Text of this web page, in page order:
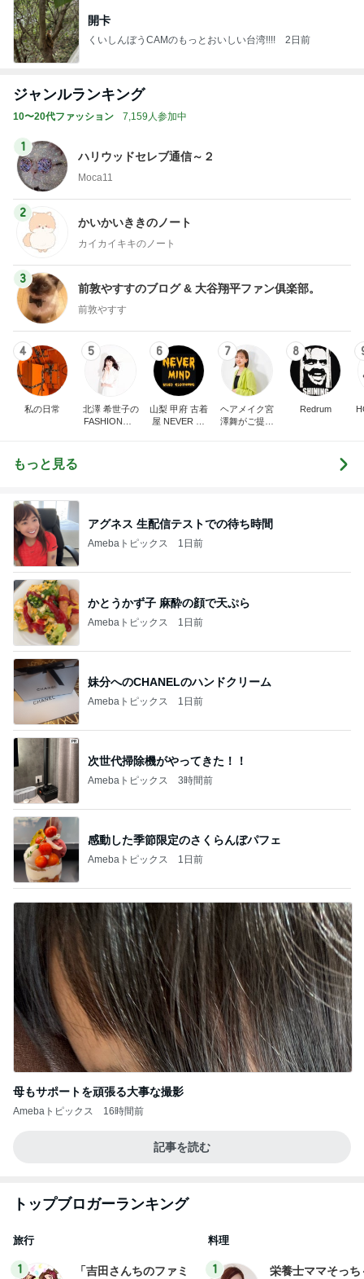
開卡
くいしんぼうCAMのもっとおいしい台湾!!!! 2日前
ジャンルランキング
10〜20代ファッション 7,159人参加中
1
ハリウッドセレブ通信～２
Moca11
2
かいかいききのノート
カイカイキキのノート
3
前敦やすすのブログ & 大谷翔平ファン俱楽部。
前敦やすす
4
私の日常
5
北澤 希世子の
FASHION◆bl
6
山梨 甲府 古着
屋 NEVER MI
7
ヘアメイク宮
澤舞がご提案
8
Redrum
もっと見る
アグネス 生配信テストでの待ち時間
Amebaトピックス 1日前
かとうかず子 麻酔の顔で天ぷら
Amebaトピックス 1日前
妹分へのCHANELのハンドクリーム
Amebaトピックス 1日前
次世代掃除機がやってきた！！
Amebaトピックス 3時間前
感動した季節限定のさくらんぼパフェ
Amebaトピックス 1日前
母もサポートを頑張る大事な撮影
Amebaトピックス 16時間前
記事を読む
トップブロガーランキング
旅行
1
「吉田さんちのファミ
料理
1
栄養士ママそっち